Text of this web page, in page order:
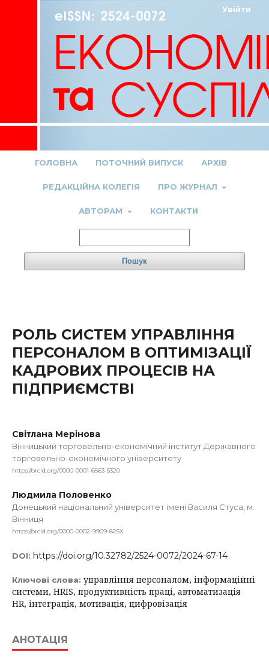
ГОЛОВНА ПОТОЧНИЙ ВИПУСК АРХІВ
РЕДАКЦІЙНА КОЛЕГІЯ ПРО ЖУРНАЛ
АВТОРАМ КОНТАКТИ
Пошук
Увійти
РОЛЬ СИСТЕМ УПРАВЛІННЯ
ПЕРСОНАЛОМ В ОПТИМІЗАЦІЇ
КАДРОВИХ ПРОЦЕСІВ НА
ПІДПРИЄМСТВІ
Світлана Мерінова
Вінницький торговельно-економічний інститут Державного
торговельно-економічного університету
https://orcid.org/0000-0001-6563-5320
Людмила Половенко
Донецький національний університет імені Василя Стуса, м.
Вінниця
https://orcid.org/0000-0002-9909-825X
DOI: https://doi.org/10.32782/2524-0072/2024-67-14
Ключові слова: управління персоналом, інформаційні
системи, HRIS, продуктивність праці, автоматизація
HR, інтеграція, мотивація, цифровізація
АНОТАЦІЯ